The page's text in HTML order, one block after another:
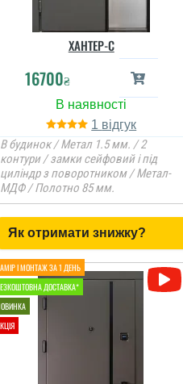
ХАНТЕР-С
16700₴
1
В будинок / Метал 1.5 мм. / 2
контури / замки сейфовий і під
циліндр з поворотником / Метал-
МДФ / Полотно 85 мм.
Як отримати знижку?